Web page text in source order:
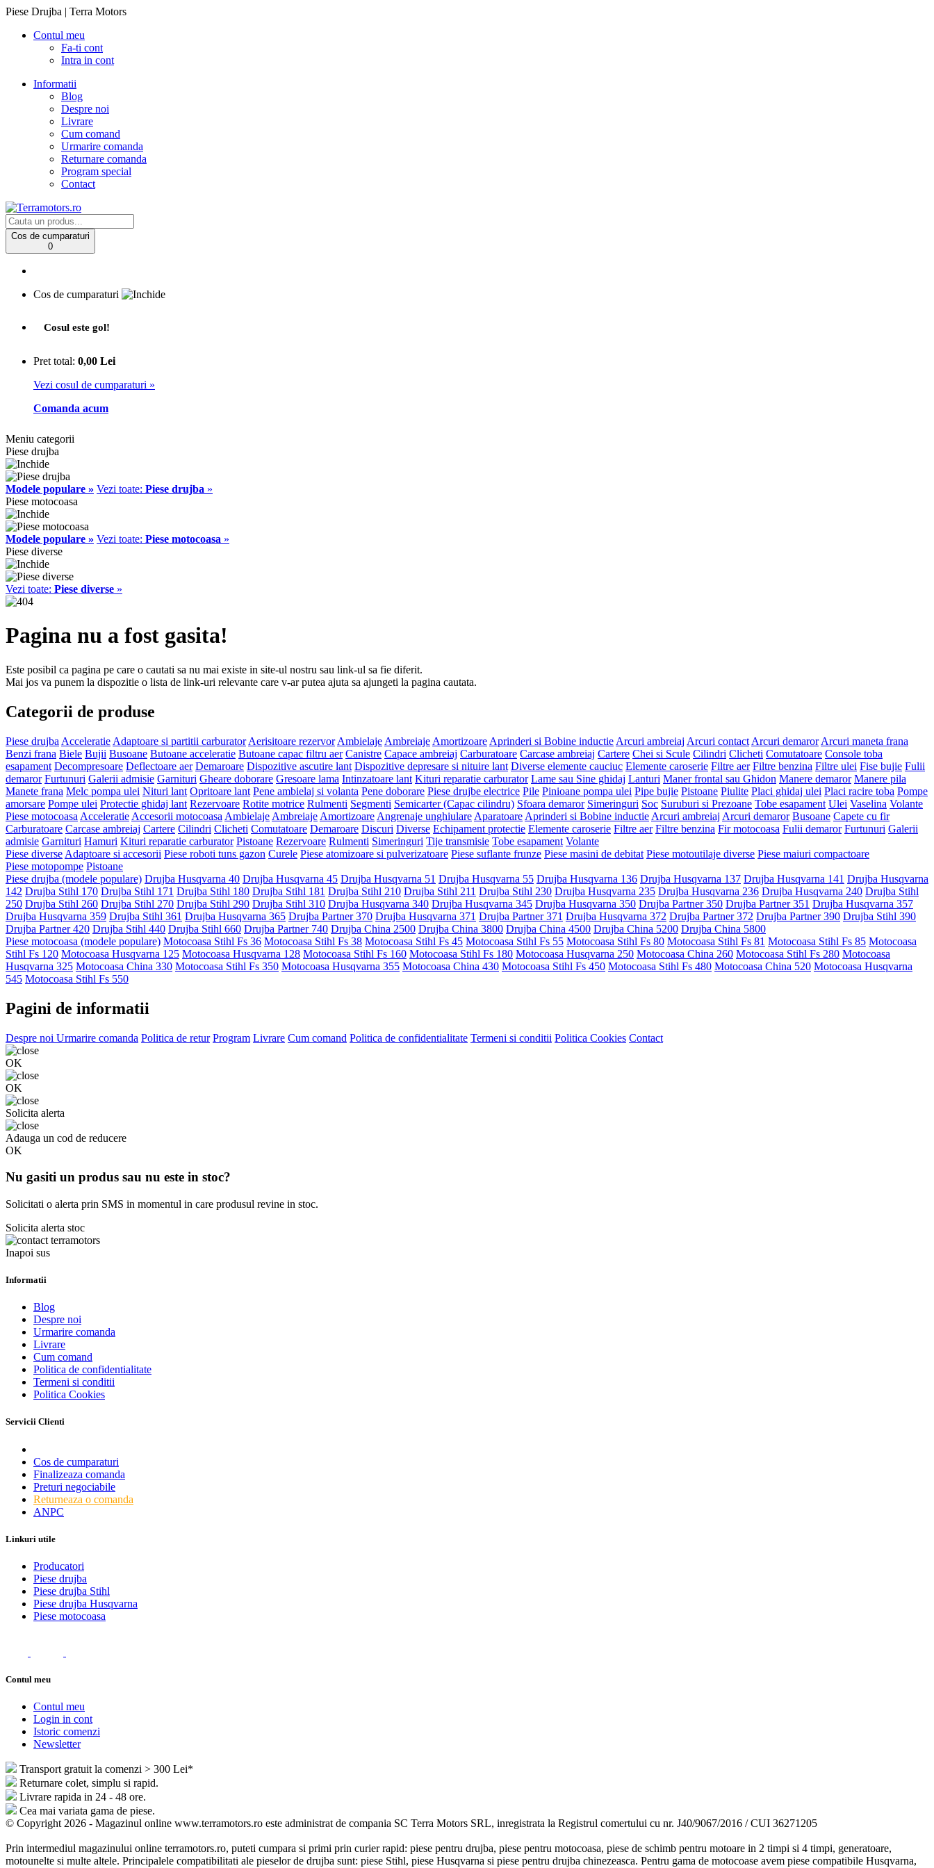
Piese Drujba | Terra Motors
Contul meu
Fa-ti cont
Intra in cont
Informatii
Blog
Despre noi
Livrare
Cum comand
Urmarire comanda
Returnare comanda
Program special
Contact
Cos de cumparaturi
0
Cos de cumparaturi
Cosul este gol!
Pret total: 0,00 Lei
Vezi cosul de cumparaturi »
Comanda acum
Meniu categorii
Piese drujba
Modele populare » Vezi toate: Piese drujba »
Piese motocoasa
Modele populare » Vezi toate: Piese motocoasa »
Piese diverse
Vezi toate: Piese diverse »
Pagina nu a fost gasita!
Este posibil ca pagina pe care o cautati sa nu mai existe in site-ul nostru sau link-ul sa fie diferit.
Mai jos va punem la dispozitie o lista de link-uri relevante care v-ar putea ajuta sa ajungeti la pagina cautata.
Categorii de produse
Piese drujba Acceleratie Adaptoare si partitii carburator Aerisitoare rezervor Ambielaje Ambreiaje Amortizoare Aprinderi si Bobine inductie Arcuri ambreiaj Arcuri contact Arcuri demaror Arcuri maneta frana
Benzi frana Biele Bujii Busoane Butoane acceleratie Butoane capac filtru aer Canistre Capace ambreiaj Carburatoare Carcase ambreiaj Cartere Chei si Scule Cilindri Clicheti Comutatoare Console toba
esapament Decompresoare Deflectoare aer Demaroare Dispozitive ascutire lant Dispozitive depresare si nituire lant Diverse elemente cauciuc Elemente caroserie Filtre aer Filtre benzina Filtre ulei Fise bujie Fulii
demaror Furtunuri Galerii admisie Garnituri Gheare doborare Gresoare lama Intinzatoare lant Kituri reparatie carburator Lame sau Sine ghidaj Lanturi Maner frontal sau Ghidon Manere demaror Manere pila
Manete frana Melc pompa ulei Nituri lant Opritoare lant Pene ambielaj si volanta Pene doborare Piese drujbe electrice Pile Pinioane pompa ulei Pipe bujie Pistoane Piulite Placi ghidaj ulei Placi racire toba Pompe
amorsare Pompe ulei Protectie ghidaj lant Rezervoare Rotite motrice Rulmenti Segmenti Semicarter (Capac cilindru) Sfoara demaror Simeringuri Soc Suruburi si Prezoane Tobe esapament Ulei Vaselina Volante
Piese motocoasa Acceleratie Accesorii motocoasa Ambielaje Ambreiaje Amortizoare Angrenaje unghiulare Aparatoare Aprinderi si Bobine inductie Arcuri ambreiaj Arcuri demaror Busoane Capete cu fir
Carburatoare Carcase ambreiaj Cartere Cilindri Clicheti Comutatoare Demaroare Discuri Diverse Echipament protectie Elemente caroserie Filtre aer Filtre benzina Fir motocoasa Fulii demaror Furtunuri Galerii
admisie Garnituri Hamuri Kituri reparatie carburator Pistoane Rezervoare Rulmenti Simeringuri Tije transmisie Tobe esapament Volante
Piese diverse Adaptoare si accesorii Piese roboti tuns gazon Curele Piese atomizoare si pulverizatoare Piese suflante frunze Piese masini de debitat Piese motoutilaje diverse Piese maiuri compactoare
Piese motopompe Pistoane
Piese drujba (modele populare) Drujba Husqvarna 40 Drujba Husqvarna 45 Drujba Husqvarna 51 Drujba Husqvarna 55 Drujba Husqvarna 136 Drujba Husqvarna 137 Drujba Husqvarna 141 Drujba Husqvarna
142 Drujba Stihl 170 Drujba Stihl 171 Drujba Stihl 180 Drujba Stihl 181 Drujba Stihl 210 Drujba Stihl 211 Drujba Stihl 230 Drujba Husqvarna 235 Drujba Husqvarna 236 Drujba Husqvarna 240 Drujba Stihl
250 Drujba Stihl 260 Drujba Stihl 270 Drujba Stihl 290 Drujba Stihl 310 Drujba Husqvarna 340 Drujba Husqvarna 345 Drujba Husqvarna 350 Drujba Partner 350 Drujba Partner 351 Drujba Husqvarna 357
Drujba Husqvarna 359 Drujba Stihl 361 Drujba Husqvarna 365 Drujba Partner 370 Drujba Husqvarna 371 Drujba Partner 371 Drujba Husqvarna 372 Drujba Partner 372 Drujba Partner 390 Drujba Stihl 390
Drujba Partner 420 Drujba Stihl 440 Drujba Stihl 660 Drujba Partner 740 Drujba China 2500 Drujba China 3800 Drujba China 4500 Drujba China 5200 Drujba China 5800
Piese motocoasa (modele populare) Motocoasa Stihl Fs 36 Motocoasa Stihl Fs 38 Motocoasa Stihl Fs 45 Motocoasa Stihl Fs 55 Motocoasa Stihl Fs 80 Motocoasa Stihl Fs 81 Motocoasa Stihl Fs 85 Motocoasa
Stihl Fs 120 Motocoasa Husqvarna 125 Motocoasa Husqvarna 128 Motocoasa Stihl Fs 160 Motocoasa Stihl Fs 180 Motocoasa Husqvarna 250 Motocoasa China 260 Motocoasa Stihl Fs 280 Motocoasa
Husqvarna 325 Motocoasa China 330 Motocoasa Stihl Fs 350 Motocoasa Husqvarna 355 Motocoasa China 430 Motocoasa Stihl Fs 450 Motocoasa Stihl Fs 480 Motocoasa China 520 Motocoasa Husqvarna
545 Motocoasa Stihl Fs 550
Pagini de informatii
Despre noi Urmarire comanda Politica de retur Program Livrare Cum comand Politica de confidentialitate Termeni si conditii Politica Cookies Contact
OK
OK
Solicita alerta
Adauga un cod de reducere
OK
Nu gasiti un produs sau nu este in stoc?
Solicitati o alerta prin SMS in momentul in care produsul revine in stoc.
Solicita alerta stoc
Inapoi sus
Informatii
Blog
Despre noi
Urmarire comanda
Livrare
Cum comand
Politica de confidentialitate
Termeni si conditii
Politica Cookies
Servicii Clienti
Cos de cumparaturi
Finalizeaza comanda
Preturi negociabile
Returneaza o comanda
ANPC
Linkuri utile
Producatori
Piese drujba
Piese drujba Stihl
Piese drujba Husqvarna
Piese motocoasa
Contul meu
Contul meu
Login in cont
Istoric comenzi
Newsletter
Transport gratuit la comenzi > 300 Lei*
Returnare colet, simplu si rapid.
Livrare rapida in 24 - 48 ore.
Cea mai variata gama de piese.
© Copyright 2026 - Magazinul online www.terramotors.ro este administrat de compania SC Terra Motors SRL, inregistrata la Registrul comertului cu nr. J40/9067/2016 / CUI 36271205
Prin intermediul magazinului online terramotors.ro, puteti cumpara si primi prin curier rapid: piese pentru drujba, piese pentru motocoasa, piese de schimb pentru motoare in 2 timpi si 4 timpi, generatoare,
motounelte si multe altele. Principalele compatibilitati ale pieselor de drujba sunt: piese Stihl, piese Husqvarna si piese pentru drujba chinezeasca. Pentru gama de motocoase avem piese compatibile Husqvarna,